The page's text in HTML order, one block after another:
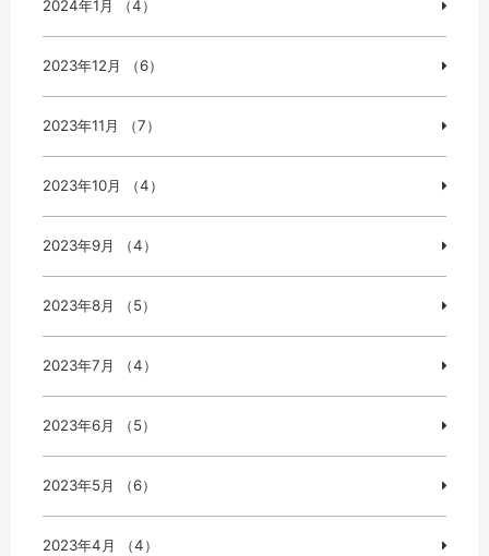
2024年1月 （4）
2023年12月 （6）
2023年11月 （7）
2023年10月 （4）
2023年9月 （4）
2023年8月 （5）
2023年7月 （4）
2023年6月 （5）
2023年5月 （6）
2023年4月 （4）